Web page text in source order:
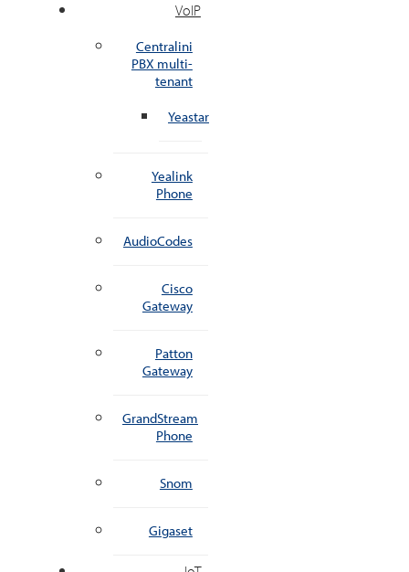
VoIP
Centralini
PBX multi-
tenant
Yeastar
Yealink
Phone
AudioCodes
Cisco
Gateway
Patton
Gateway
GrandStream
Phone
Snom
Gigaset